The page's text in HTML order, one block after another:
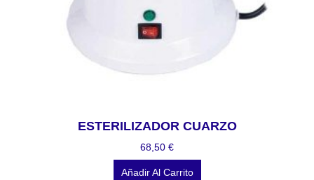
ESTERILIZADOR CUARZO
68,50 €
Añadir Al Carrito